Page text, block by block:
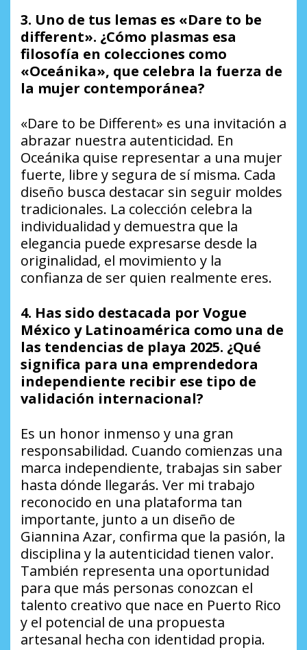
3. Uno de tus lemas es «Dare to be
different». ¿Cómo plasmas esa
filosofía en colecciones como
«Oceánika», que celebra la fuerza de
la mujer contemporánea?
«Dare to be Different» es una invitación a
abrazar nuestra autenticidad. En
Oceánika quise representar a una mujer
fuerte, libre y segura de sí misma. Cada
diseño busca destacar sin seguir moldes
tradicionales. La colección celebra la
individualidad y demuestra que la
elegancia puede expresarse desde la
originalidad, el movimiento y la
confianza de ser quien realmente eres.
4. Has sido destacada por Vogue
México y Latinoamérica como una de
las tendencias de playa 2025. ¿Qué
significa para una emprendedora
independiente recibir ese tipo de
validación internacional?
Es un honor inmenso y una gran
responsabilidad. Cuando comienzas una
marca independiente, trabajas sin saber
hasta dónde llegarás. Ver mi trabajo
reconocido en una plataforma tan
importante, junto a un diseño de
Giannina Azar, confirma que la pasión, la
disciplina y la autenticidad tienen valor.
También representa una oportunidad
para que más personas conozcan el
talento creativo que nace en Puerto Rico
y el potencial de una propuesta
artesanal hecha con identidad propia.